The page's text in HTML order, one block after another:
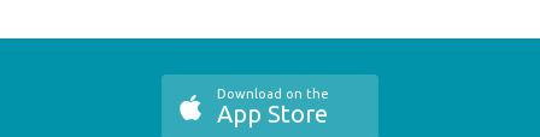
Download on the
App Store